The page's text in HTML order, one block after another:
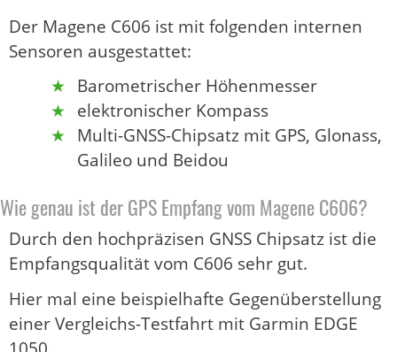
Der Magene C606 ist mit folgenden internen
Sensoren ausgestattet:
Barometrischer Höhenmesser
elektronischer Kompass
Multi-GNSS-Chipsatz mit GPS, Glonass,
Galileo und Beidou
Wie genau ist der GPS Empfang vom Magene C606?
Durch den hochpräzisen GNSS Chipsatz ist die
Empfangsqualität vom C606 sehr gut.
Hier mal eine beispielhafte Gegenüberstellung
einer Vergleichs-Testfahrt mit Garmin EDGE